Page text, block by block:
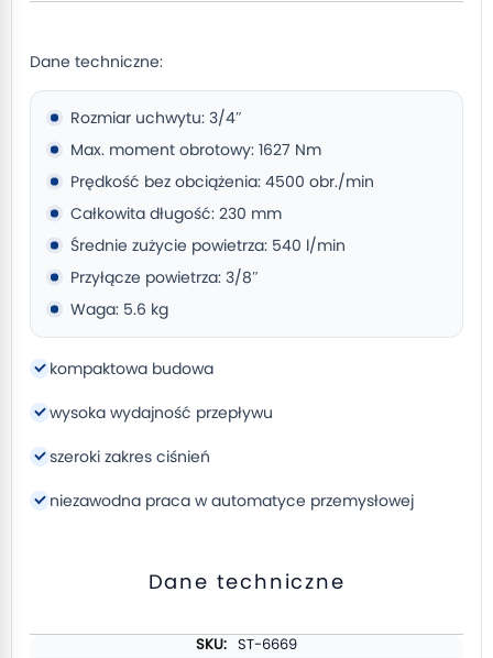
Dane techniczne:
Rozmiar uchwytu: 3/4″
Max. moment obrotowy: 1627 Nm
Prędkość bez obciążenia: 4500 obr./min
Całkowita długość: 230 mm
Średnie zużycie powietrza: 540 l/min
Przyłącze powietrza: 3/8″
Waga: 5.6 kg
kompaktowa budowa
wysoka wydajność przepływu
szeroki zakres ciśnień
niezawodna praca w automatyce przemysłowej
Dane techniczne
ST-6669